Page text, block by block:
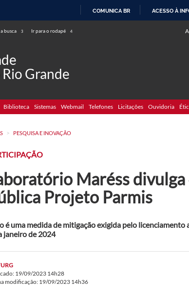
COMUNICA BR ACESSO À
busca 3 Ir para o rodapé 4
Grande
Biblioteca Sistemas Webmail Telefones Licitações Ouvidoria
> PESQUISA E INOVAÇÃO
Maréss divulga
Projeto Parmis
é uma medida de mitigação exigida pelo
janeiro de 2024
19/09/2023 14h28
modificação: 19/09/2023 14h36